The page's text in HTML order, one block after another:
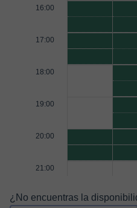
16:00
17:00
18:00
19:00
20:00
21:00
¿No encuentras la